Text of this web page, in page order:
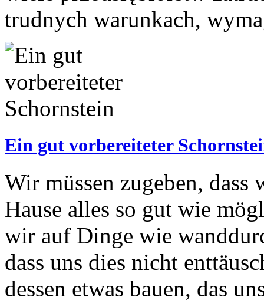
trudnych warunkach,
Ein gut vorbereiteter
Wir müssen zugeben, dass
Hause alles so gut wie
wir auf Dinge wie
dass uns dies nicht
dessen etwas bauen, das